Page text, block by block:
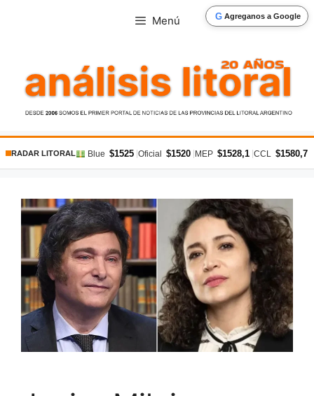
G Agreganos a Google
Menú
RADAR LITORAL Blue $1525 Oficial $1520 MEP $1528,1 CCL $1580,7